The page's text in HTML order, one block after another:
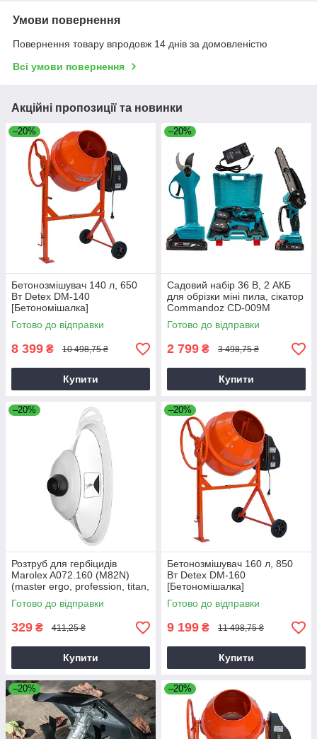
Умови повернення
Повернення товару впродовж 14 днів за домовленістю
Всі умови повернення
Акційні пропозиції та новинки
–20%
Бетонозмішувач 140 л, 650
Вт Detex DM-140
[Бетономішалка]
Готово до відправки
8 399 ₴ 10 498,75 ₴
Купити
–20%
Садовий набір 36 В, 2 АКБ
для обрізки міні пила, сікатор
Commandoz CD-009M
Готово до відправки
2 799 ₴ 3 498,75 ₴
Купити
–20%
Розтруб для гербіцидів
Marolex A072.160 (M82N)
(master ergo, profession, titan,
x-line)
Готово до відправки
329 ₴ 411,25 ₴
Купити
–20%
Бетонозмішувач 160 л, 850
Вт Detex DM-160
[Бетономішалка]
Готово до відправки
9 199 ₴ 11 498,75 ₴
Купити
–20% –20%